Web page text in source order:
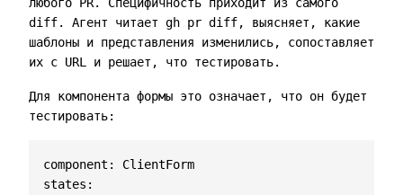
diff. Агент читает gh pr diff, выясняет, какие
шаблоны и представления изменились, сопоставляет
их с URL и решает, что тестировать.
Для компонента формы это означает, что он будет
тестировать:
component :
ClientForm
states :